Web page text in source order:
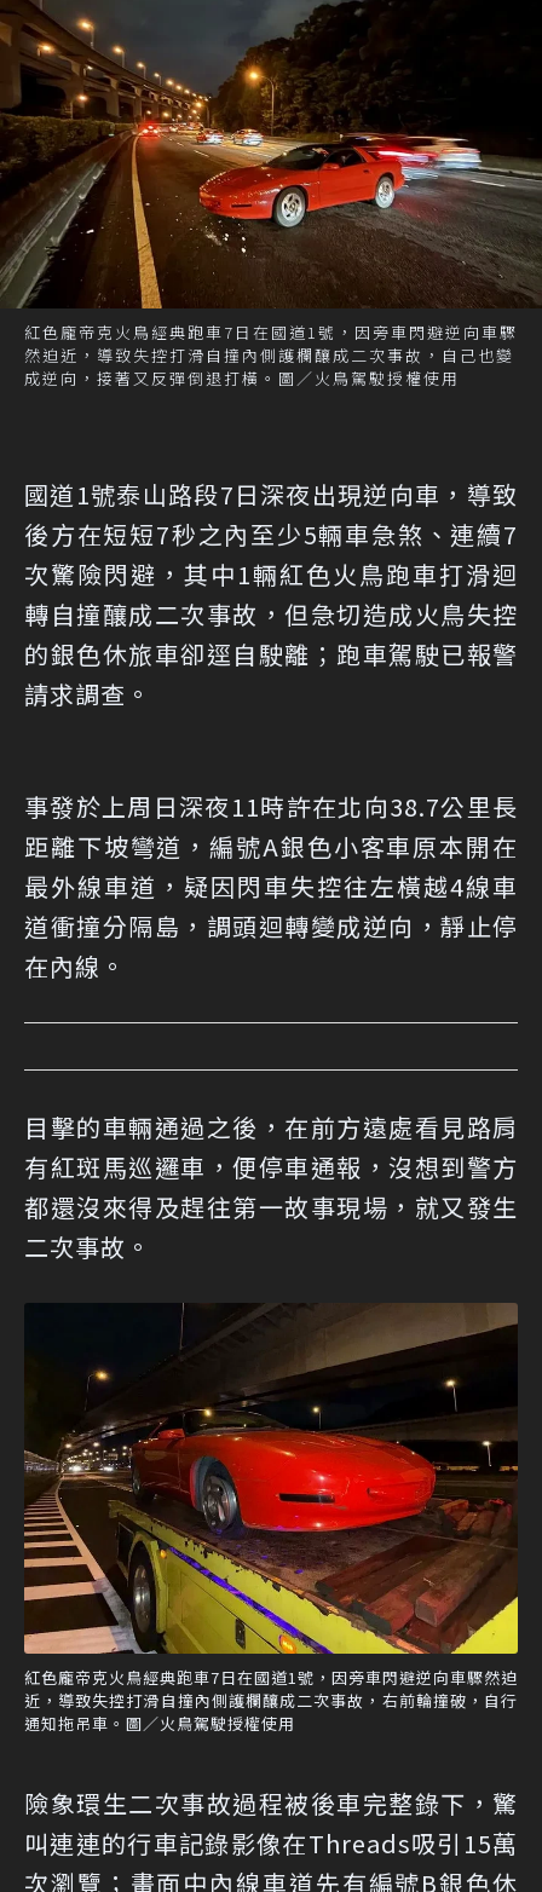
紅色龐帝克火鳥經典跑車7日在國道1號，因旁車閃避逆向車驟
然迫近，導致失控打滑自撞內側護欄釀成二次事故，自己也變
成逆向，接著又反彈倒退打橫。圖／火鳥駕駛授權使用
國道1號泰山路段7日深夜出現逆向車，導致
後方在短短7秒之內至少5輛車急煞、連續7
次驚險閃避，其中1輛紅色火鳥跑車打滑迴
轉自撞釀成二次事故，但急切造成火鳥失控
的銀色休旅車卻逕自駛離；跑車駕駛已報警
請求調查。
事發於上周日深夜11時許在北向38.7公里長
距離下坡彎道，編號A銀色小客車原本開在
最外線車道，疑因閃車失控往左橫越4線車
道衝撞分隔島，調頭迴轉變成逆向，靜止停
在內線。
目擊的車輛通過之後，在前方遠處看見路肩
有紅斑馬巡邏車，便停車通報，沒想到警方
都還沒來得及趕往第一故事現場，就又發生
二次事故。
紅色龐帝克火鳥經典跑車7日在國道1號，因旁車閃避逆向車驟然迫
近，導致失控打滑自撞內側護欄釀成二次事故，右前輪撞破，自行
通知拖吊車。圖／火鳥駕駛授權使用
險象環生二次事故過程被後車完整錄下，驚
叫連連的行車記錄影像在Threads吸引15萬
次瀏覽；畫面中內線車道先有編號B銀色休